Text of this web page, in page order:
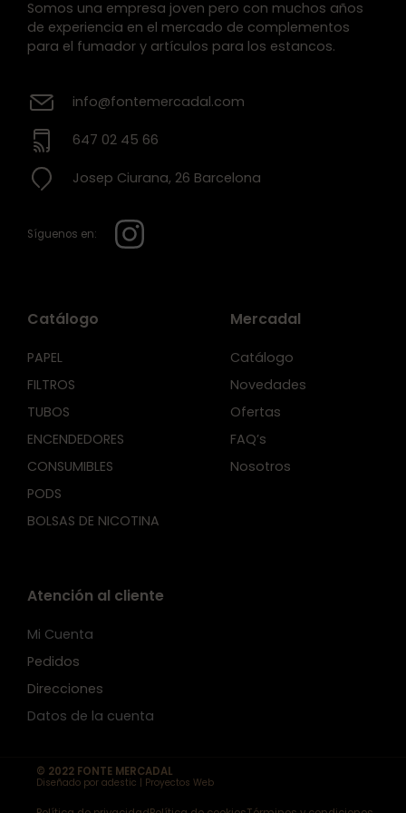
Somos una empresa joven pero con muchos años
de experiencia en el mercado de complementos
para el fumador y artículos para los estancos.
info@fontemercadal.com
647 02 45 66
Josep Ciurana, 26 Barcelona
Síguenos en:
Catálogo
PAPEL
FILTROS
TUBOS
ENCENDEDORES
CONSUMIBLES
PODS
BOLSAS DE NICOTINA
Mercadal
Catálogo
Novedades
Ofertas
FAQ’s
Nosotros
Atención al cliente
Mi Cuenta
Pedidos
Direcciones
Datos de la cuenta
© 2022 FONTE MERCADAL
Diseñado por adestic | Proyectos Web